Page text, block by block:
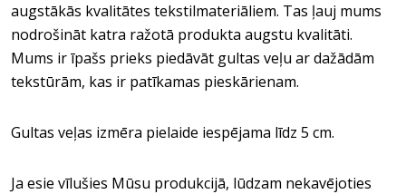
augstākās kvalitātes tekstilmateriāliem. Tas ļauj mums
nodrošināt katra ražotā produkta augstu kvalitāti.
Mums ir īpašs prieks piedāvāt gultas veļu ar dažādām
tekstūrām, kas ir patīkamas pieskārienam.
Gultas veļas izmēra pielaide iespējama līdz 5 cm.
Ja esie vīlušies Mūsu produkcijā, lūdzam nekavējoties